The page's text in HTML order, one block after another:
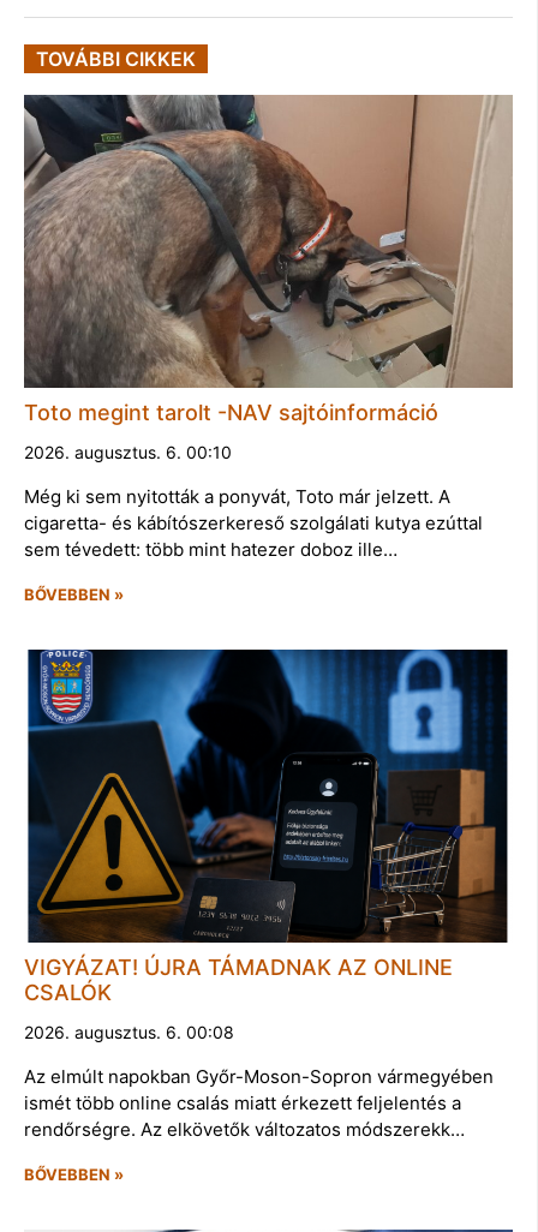
TOVÁBBI CIKKEK
Toto megint tarolt -NAV sajtóinformáció
2026. augusztus. 6. 00:10
Még ki sem nyitották a ponyvát, Toto már jelzett. A
cigaretta- és kábítószerkereső szolgálati kutya ezúttal
sem tévedett: több mint hatezer doboz ille…
BŐVEBBEN »
VIGYÁZAT! ÚJRA TÁMADNAK AZ ONLINE
CSALÓK
2026. augusztus. 6. 00:08
Az elmúlt napokban Győr-Moson-Sopron vármegyében
ismét több online csalás miatt érkezett feljelentés a
rendőrségre. Az elkövetők változatos módszerekk…
BŐVEBBEN »